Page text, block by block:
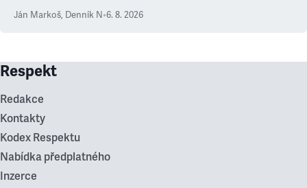
Ján Markoš, Denník N•6. 8. 2026
Respekt
Redakce
Kontakty
Kodex Respektu
Nabídka předplatného
Inzerce